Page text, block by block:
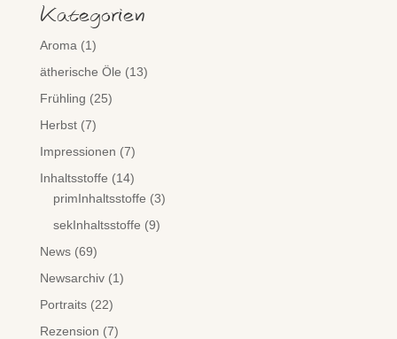
Kategorien
Aroma (1)
ätherische Öle (13)
Frühling (25)
Herbst(7)
Impressionen (7)
Inhaltsstoffe (14)
primInhaltsstoffe (3)
sekInhaltsstoffe (9)
News(69)
Newsarchiv(1)
Portraits(22)
Rezension (7)